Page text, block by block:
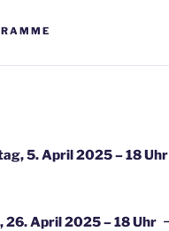
5. April 2025 – 18 Uhr
26. April 2025 – 18 Uhr